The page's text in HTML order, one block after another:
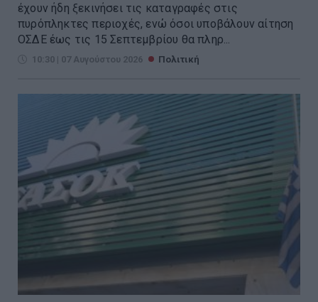
έχουν ήδη ξεκινήσει τις καταγραφές στις
πυρόπληκτες περιοχές, ενώ όσοι υποβάλουν αίτηση
ΟΣΔΕ έως τις 15 Σεπτεμβρίου θα πληρ...
10:30 | 07 Αυγούστου 2026 Πολιτική